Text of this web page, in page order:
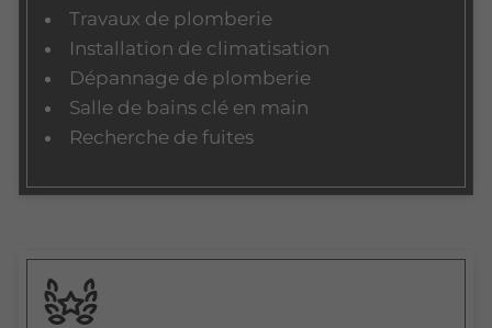
Travaux de plomberie
Installation de climatisation
Dépannage de plomberie
Salle de bains clé en main
Recherche de fuites